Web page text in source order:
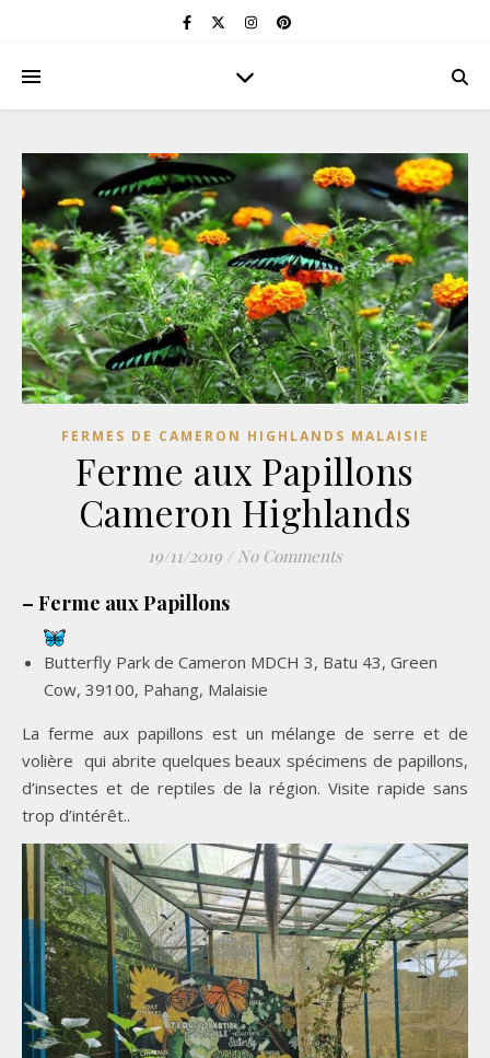
FERMES DE CAMERON HIGHLANDS MALAISIE
Ferme aux Papillons
Cameron Highlands
19/11/2019 / No Comments
– Ferme aux Papillons
Butterfly Park de Cameron MDCH 3, Batu 43, Green
Cow, 39100, Pahang, Malaisie
La ferme aux papillons est un mélange de serre et de
volière qui abrite quelques beaux spécimens de papillons,
d’insectes et de reptiles de la région. Visite rapide sans
trop d’intérêt..